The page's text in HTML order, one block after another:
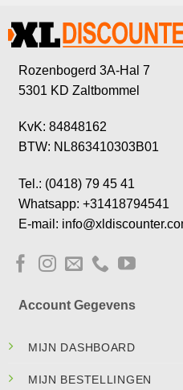
Rozenbogerd 3A-Hal 7
5301 KD Zaltbommel
KvK: 84848162
BTW: NL863410303B01
Tel.: (0418) 79 45 41
Whatsapp: +31418794541
E-mail:
Account Gegevens
MIJN DASHBOARD
MIJN BESTELLINGEN